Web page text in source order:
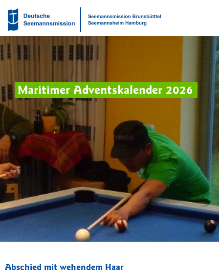
Maritimer Adventskalender 2026
Abschied mit wehendem Haar